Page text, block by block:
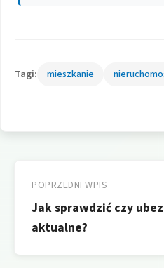
Tagi: mieszkanie
wpisu
POPRZEDNI WPIS
Jak sprawdzić czy
aktualne?